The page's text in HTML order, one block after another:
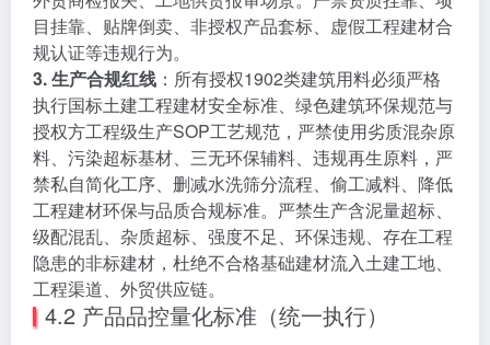
目挂靠、贴牌倒卖、非授权产品套标、虚假工程建材合
规认证等违规行为。
3. 生产合规红线 ：所有授权1902类建筑用料必须严格
执行国标土建工程建材安全标准、绿色建筑环保规范与
授权方工程级生产SOP工艺规范，严禁使用劣质混杂原
料、污染超标基材、三无环保辅料、违规再生原料，严
禁私自简化工序、删减水洗筛分流程、偷工减料、降低
工程建材环保与品质合规标准。严禁生产含泥量超标、
级配混乱、杂质超标、强度不足、环保违规、存在工程
隐患的非标建材，杜绝不合格基础建材流入土建工地、
工程渠道、外贸供应链。
4.2 产品品控量化标准（统一执行）